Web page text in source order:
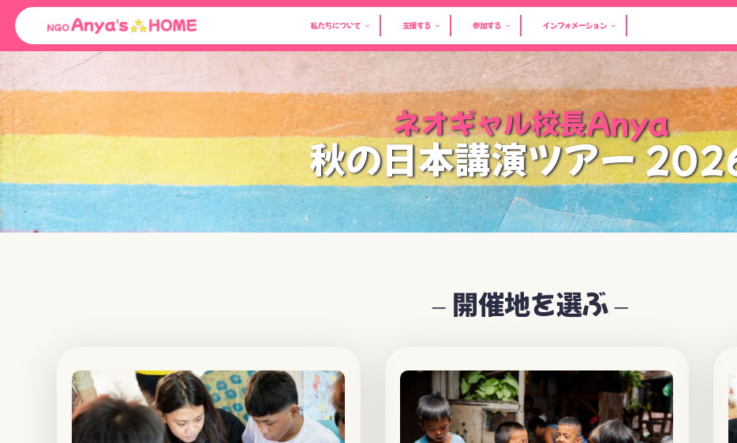
Skip
content
私たちについて 支援する 参加する インフォメーション
ネオギャル校長Anya
秋の日本講演ツアー
– 開催地を選ぶ –